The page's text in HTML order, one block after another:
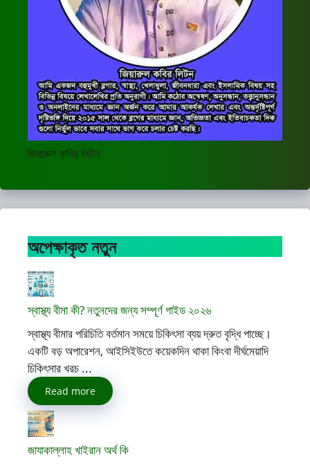
জিয়ারুল কবির লিটন
অপেক্ষাকৃত নতুন
স্বাস্থ্য বীমা কী? নতুনদের জন্য সম্পূর্ণ গাইড ২০২৬
স্বাস্থ্য বীমার পরিচিতি বর্তমান সময়ে চিকিৎসা ব্যয় দ্রুত বৃদ্ধি পাচ্ছে।
একটি বড় অপারেশন, আইসিইউতে কয়েকদিন থাকা কিংবা দীর্ঘমেয়াদি
চিকিৎসার খরচ ...
Read more
জাযাকাল্লাহ খাইরান অর্থ কি